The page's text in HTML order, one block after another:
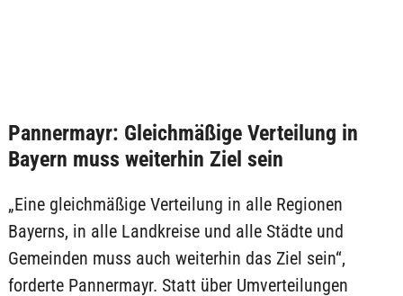
Pannermayr: Gleichmäßige Verteilung in
Bayern muss weiterhin Ziel sein
„Eine gleichmäßige Verteilung in alle Regionen
Bayerns, in alle Landkreise und alle Städte und
Gemeinden muss auch weiterhin das Ziel sein“,
forderte Pannermayr. Statt über Umverteilungen